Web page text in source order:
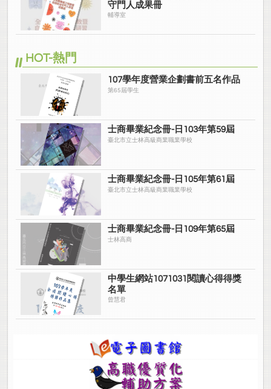
守門人成果冊
輔導室
HOT-熱門
107學年度營業企劃書前五名作品
第65屆學生
士商畢業紀念冊-日103年第59屆
臺北市立士林高級商業職業學校
士商畢業紀念冊-日105年第61屆
臺北市立士林高級商業職業學校
士商畢業紀念冊-日109年第65屆
士林高商
中學生網站1071031閱讀心得得獎
名單
曾慧君